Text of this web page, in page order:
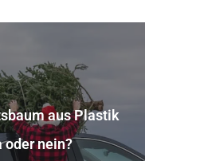
aus Plastik
oder nein?